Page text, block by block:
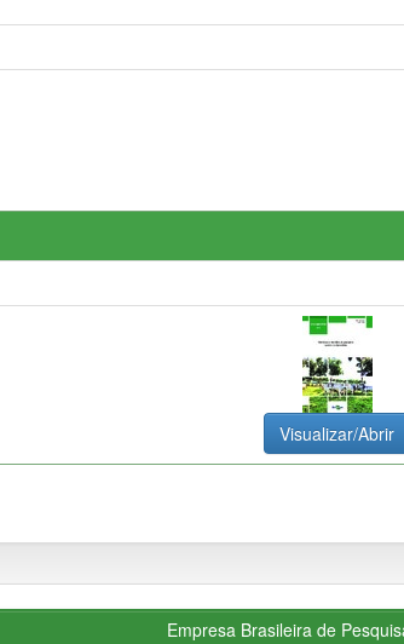
Visualizar/Abrir
Empresa Brasileira de